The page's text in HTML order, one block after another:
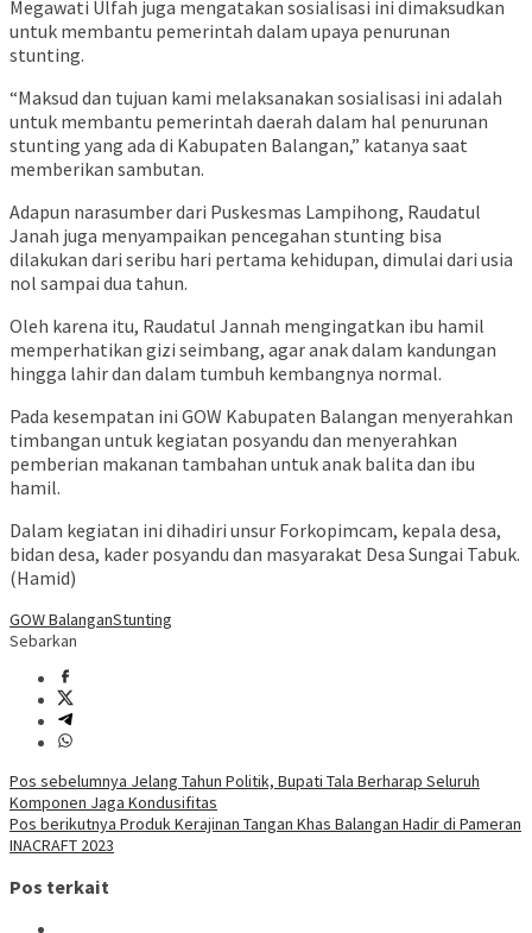
Megawati Ulfah juga mengatakan sosialisasi ini dimaksudkan
untuk membantu pemerintah dalam upaya penurunan
stunting.
“Maksud dan tujuan kami melaksanakan sosialisasi ini adalah
untuk membantu pemerintah daerah dalam hal penurunan
stunting yang ada di Kabupaten Balangan,” katanya saat
memberikan sambutan.
Adapun narasumber dari Puskesmas Lampihong, Raudatul
Janah juga menyampaikan pencegahan stunting bisa
dilakukan dari seribu hari pertama kehidupan, dimulai dari usia
nol sampai dua tahun.
Oleh karena itu, Raudatul Jannah mengingatkan ibu hamil
memperhatikan gizi seimbang, agar anak dalam kandungan
hingga lahir dan dalam tumbuh kembangnya normal.
Pada kesempatan ini GOW Kabupaten Balangan menyerahkan
timbangan untuk kegiatan posyandu dan menyerahkan
pemberian makanan tambahan untuk anak balita dan ibu
hamil.
Dalam kegiatan ini dihadiri unsur Forkopimcam, kepala desa,
bidan desa, kader posyandu dan masyarakat Desa Sungai Tabuk.
(Hamid)
GOW BalanganStunting
Sebarkan
Navigasi
pos
Pos sebelumnya Jelang Tahun Politik, Bupati Tala Berharap Seluruh
Komponen Jaga Kondusifitas
Pos berikutnya Produk Kerajinan Tangan Khas Balangan Hadir di Pameran
INACRAFT 2023
Pos terkait